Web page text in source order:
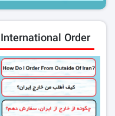
International Order